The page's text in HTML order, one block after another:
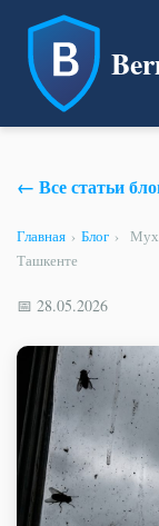
← Все статьи
Главная › Блог ›
Ташкенте
📅 28.05.2026